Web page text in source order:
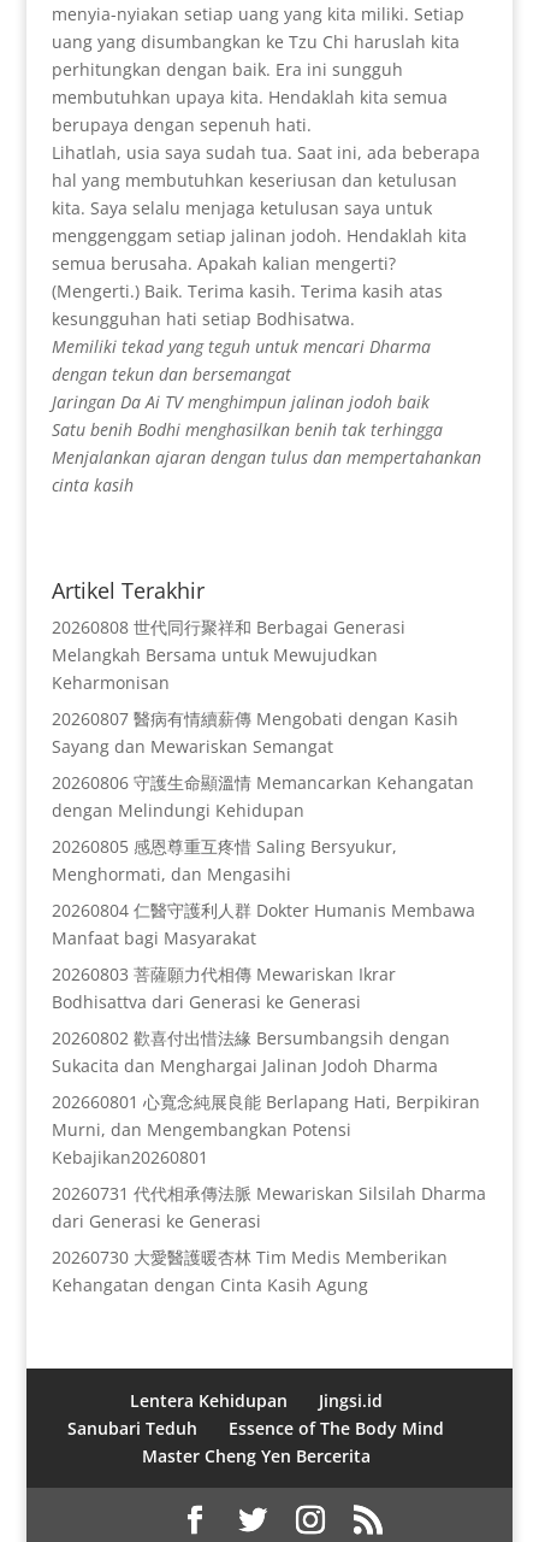
menyia-nyiakan setiap uang yang kita miliki. Setiap
uang yang disumbangkan ke Tzu Chi haruslah kita
perhitungkan dengan baik. Era ini sungguh
membutuhkan upaya kita. Hendaklah kita semua
berupaya dengan sepenuh hati.
Lihatlah, usia saya sudah tua. Saat ini, ada beberapa
hal yang membutuhkan keseriusan dan ketulusan
kita. Saya selalu menjaga ketulusan saya untuk
menggenggam setiap jalinan jodoh. Hendaklah kita
semua berusaha. Apakah kalian mengerti?
(Mengerti.) Baik. Terima kasih. Terima kasih atas
kesungguhan hati setiap Bodhisatwa.
Memiliki tekad yang teguh untuk mencari Dharma
dengan tekun dan bersemangat
Jaringan Da Ai TV menghimpun jalinan jodoh baik
Satu benih Bodhi menghasilkan benih tak terhingga
Menjalankan ajaran dengan tulus dan mempertahankan
cinta kasih
Artikel Terakhir
20260808 世代同行聚祥和 Berbagai Generasi
Melangkah Bersama untuk Mewujudkan
Keharmonisan
20260807 醫病有情續薪傳 Mengobati dengan Kasih
Sayang dan Mewariskan Semangat
20260806 守護生命顯溫情 Memancarkan Kehangatan
dengan Melindungi Kehidupan
20260805 感恩尊重互疼惜 Saling Bersyukur,
Menghormati, dan Mengasihi
20260804 仁醫守護利人群 Dokter Humanis Membawa
Manfaat bagi Masyarakat
20260803 菩薩願力代相傳 Mewariskan Ikrar
Bodhisattva dari Generasi ke Generasi
20260802 歡喜付出惜法緣 Bersumbangsih dengan
Sukacita dan Menghargai Jalinan Jodoh Dharma
202660801 心寬念純展良能 Berlapang Hati, Berpikiran
Murni, dan Mengembangkan Potensi
Kebajikan20260801
20260731 代代相承傳法脈 Mewariskan Silsilah Dharma
dari Generasi ke Generasi
20260730 大愛醫護暖杏林 Tim Medis Memberikan
Kehangatan dengan Cinta Kasih Agung
Lentera Kehidupan
Jingsi.id
Sanubari Teduh
Essence of The Body Mind
Master Cheng Yen Bercerita